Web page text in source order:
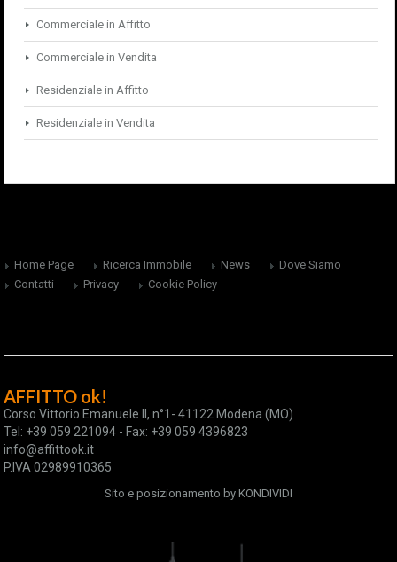
Commerciale in Affitto
Commerciale in Vendita
Residenziale in Affitto
Residenziale in Vendita
Home Page Ricerca Immobile News
Dove Siamo
Contatti
Privacy Cookie Policy
AFFITTO ok!
Corso Vittorio Emanuele II, n°1- 41122 Modena (MO)
Tel: +39 059 221094 - Fax: +39 059 4396823
info@affittook.it
P.IVA 02989910365
Sito e posizionamento by KONDIVIDI